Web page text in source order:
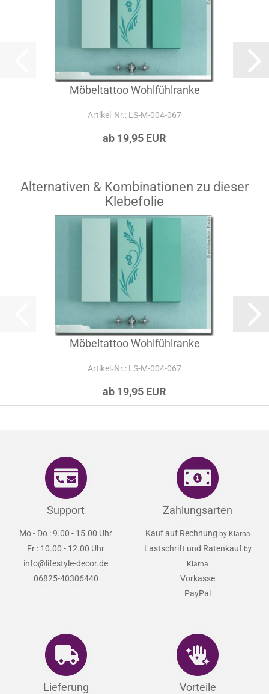
Möbeltattoo Wohlfühlranke
Artikel‑Nr.: LS-M-004-067
ab 19,95 EUR
Alternativen & Kombinationen zu dieser
Klebefolie
Möbeltattoo Wohlfühlranke
Artikel‑Nr.: LS-M-004-067
ab 19,95 EUR
Support
Mo - Do : 9.00 - 15.00 Uhr
Fr : 10.00 - 12.00 Uhr
info@lifestyle-decor.de
06825-40306440
Zahlungsarten
Kauf auf Rechnung by Klarna
Lastschrift und Ratenkauf by
Klarna
Vorkasse
PayPal
Lieferung Vorteile